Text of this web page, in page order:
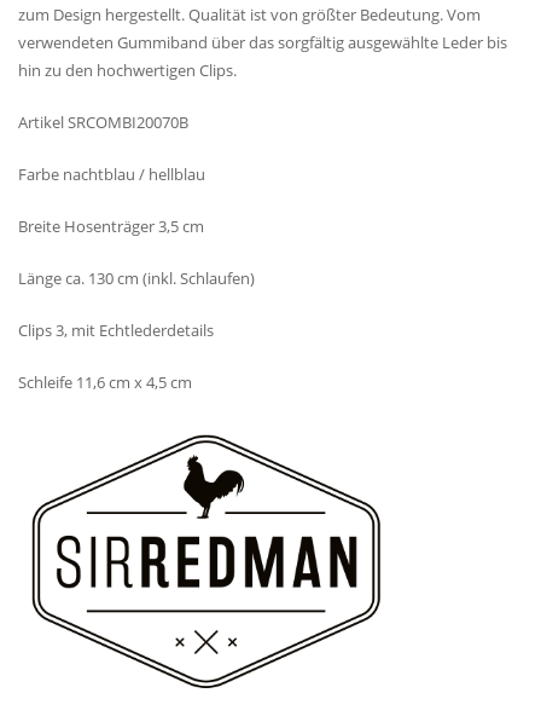
zum Design hergestellt. Qualität ist von größter Bedeutung. Vom
verwendeten Gummiband über das sorgfältig ausgewählte Leder bis
hin zu den hochwertigen Clips.
Artikel SRCOMBI20070B
Farbe nachtblau / hellblau
Breite Hosenträger 3,5 cm
Länge ca. 130 cm (inkl. Schlaufen)
Clips 3, mit Echtlederdetails
Schleife 11,6 cm x 4,5 cm